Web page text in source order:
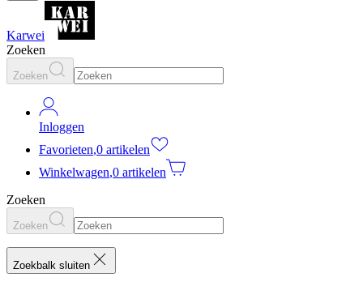
Karwei
Zoeken
Zoeken
Inloggen
Favorieten,0 artikelen
Winkelwagen,0 artikelen
Zoeken
Zoeken
Zoekbalk sluiten